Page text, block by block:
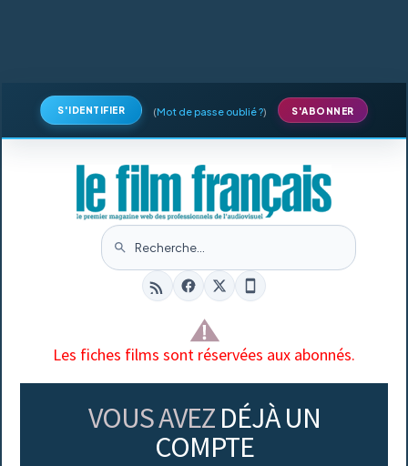
S'IDENTIFIER (Mot de passe oublié ?) S'ABONNER
Les fiches films sont réservées aux abonnés.
VOUS AVEZ DÉJÀ UN
COMPTE